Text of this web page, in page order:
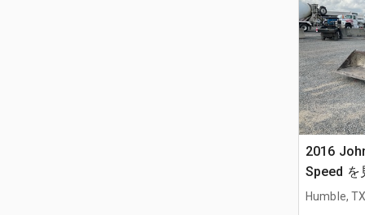
2016
Speed を
Humble,